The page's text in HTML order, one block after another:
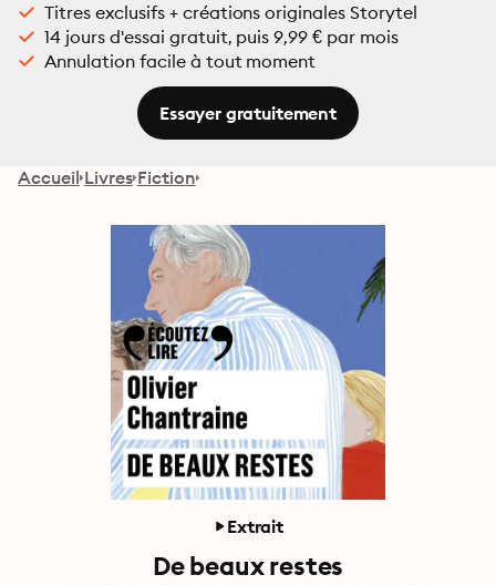
Titres exclusifs + créations originales Storytel
14 jours d'essai gratuit, puis 9,99 € par mois
Annulation facile à tout moment
Essayer gratuitement
Accueil Livres Fiction
Extrait
De beaux restes